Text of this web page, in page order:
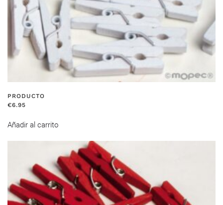
PRODUCTO
€6.95
Añadir al carrito